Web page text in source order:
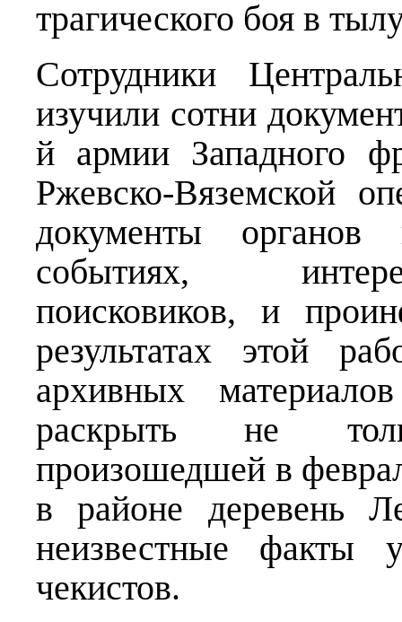
трагического боя в
Сотрудники
изучили сотни
й армии Западного
Ржевско-Вяземской
документы органов
событиях,
поисковиков, и
результатах этой
архивных
раскрыть не
произошедшей в
в районе деревень
неизвестные факты
чекистов.